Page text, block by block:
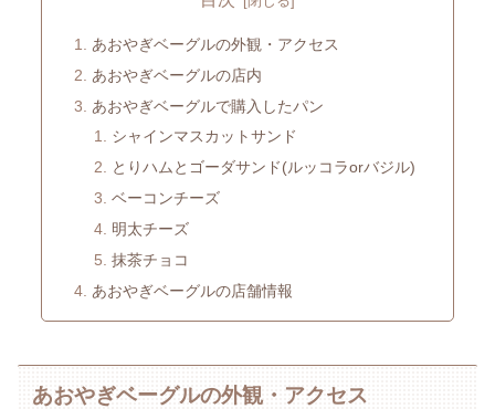
あおやぎベーグルの外観・アクセス
あおやぎベーグルの店内
あおやぎベーグルで購入したパン
シャインマスカットサンド
とりハムとゴーダサンド(ルッコラorバジル)
ベーコンチーズ
明太チーズ
抹茶チョコ
あおやぎベーグルの店舗情報
あおやぎベーグルの外観・アクセス